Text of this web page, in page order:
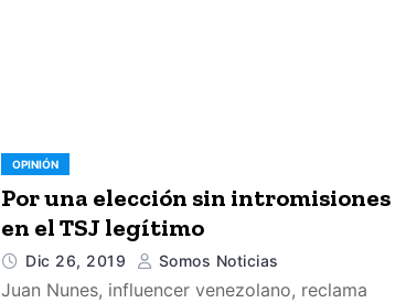
OPINIÓN
Por una elección sin intromisiones
en el TSJ legítimo
Dic 26, 2019 Somos Noticias
Juan Nunes, influencer venezolano, reclama